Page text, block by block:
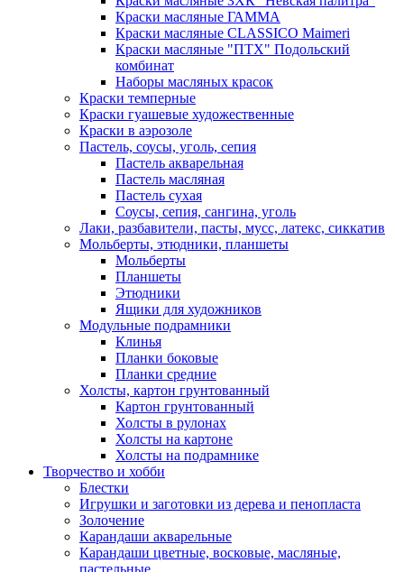
Краски масляные ГАММА
Краски масляные CLASSICO Maimeri
Краски масляные "ПТХ" Подольский
комбинат
Наборы масляных красок
Краски темперные
Краски гуашевые художественные
Краски в аэрозоле
Пастель, соусы, уголь, сепия
Пастель акварельная
Пастель масляная
Пастель сухая
Соусы, сепия, сангина, уголь
Лаки, разбавители, пасты, мусс, латекс, сиккатив
Мольберты, этюдники, планшеты
Мольберты
Планшеты
Этюдники
Ящики для художников
Модульные подрамники
Клинья
Планки боковые
Планки средние
Холсты, картон грунтованный
Картон грунтованный
Холсты в рулонах
Холсты на картоне
Холсты на подрамнике
Творчество и хобби
Блестки
Игрушки и заготовки из дерева и пенопласта
Золочение
Карандаши акварельные
Карандаши цветные, восковые, масляные,
пастельные